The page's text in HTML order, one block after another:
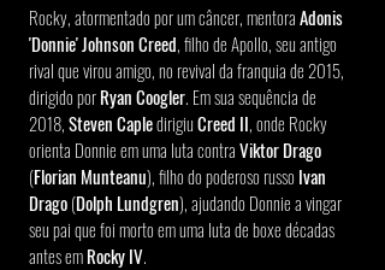
Rocky, atormentado por um câncer, mentora Adonis
'Donnie' Johnson Creed, filho de Apollo, seu antigo
rival que virou amigo, no revival da franquia de 2015,
dirigido por Ryan Coogler. Em sua sequência de
2018, Steven Caple dirigiu Creed II, onde Rocky
orienta Donnie em uma luta contra Viktor Drago
(Florian Munteanu), filho do poderoso russo Ivan
Drago (Dolph Lundgren), ajudando Donnie a vingar
seu pai que foi morto em uma luta de boxe décadas
antes em Rocky IV.